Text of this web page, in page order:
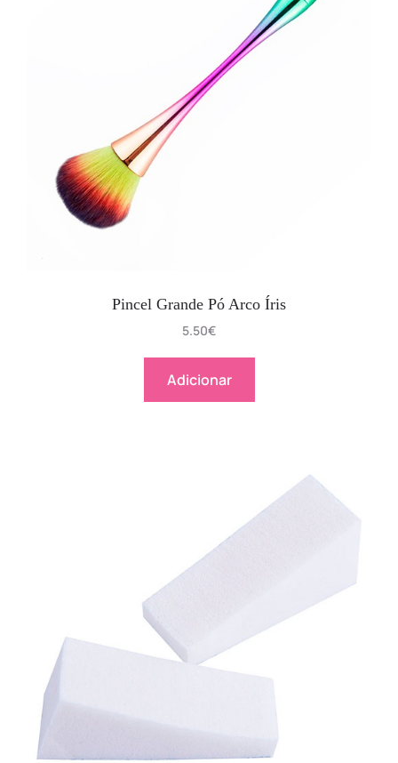
Pincel Grande Pó Arco Íris
5.50€
Adicionar